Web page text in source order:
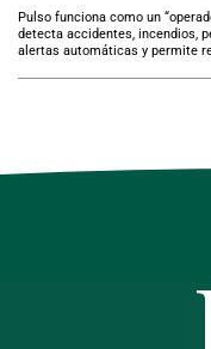
Pulso funciona como un
detecta accidentes, incendios,
alertas automáticas y permite